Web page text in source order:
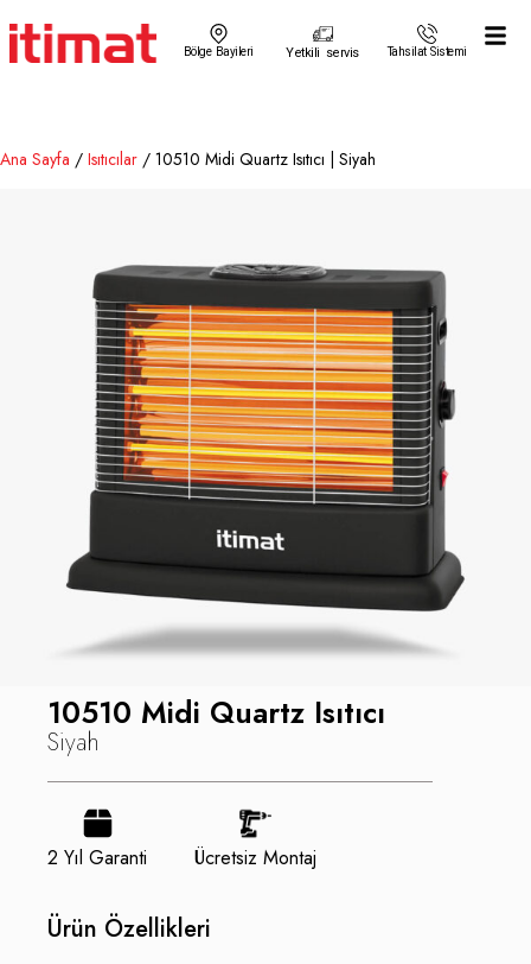
Bölge Bayileri Yetkili servis Tahsilat Sistemi
Ana Sayfa / Isıtıcılar / 10510 Midi Quartz Isıtıcı | Siyah
10510 Midi Quartz Isıtıcı
Siyah
2 Yıl Garanti Ücretsiz Montaj
Ürün Özellikleri